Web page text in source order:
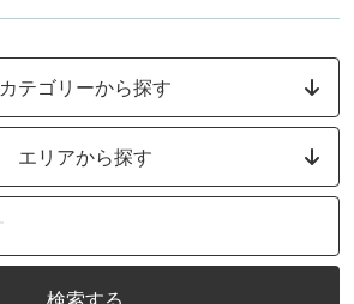
カテゴリーから探す
エリアから探す